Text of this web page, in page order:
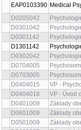
EAP0103390 Medical
D0205042
D0301042
D0301142
D1301142
D0302042
D0704005
D0703005
D0404015
VP -
D0404018
VP - Úvod
D0401009
Základy
D0601009
Základy
D0501009
Základy